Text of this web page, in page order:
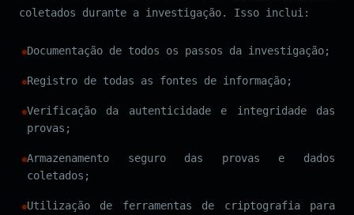
coletados durante a investigação. Isso inclui:
Documentação de todos os passos da investigação;
Registro de todas as fontes de informação;
Verificação da autenticidade e integridade das
provas;
Armazenamento seguro das provas e dados
coletados;
Utilização de ferramentas de criptografia para